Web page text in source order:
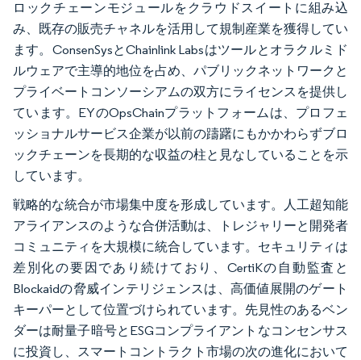
ロックチェーンモジュールをクラウドスイートに組み込
み、既存の販売チャネルを活用して規制産業を獲得してい
ます。ConsenSysとChainlink Labsはツールとオラクルミド
ルウェアで主導的地位を占め、パブリックネットワークと
プライベートコンソーシアムの双方にライセンスを提供し
ています。EYのOpsChainプラットフォームは、プロフェ
ッショナルサービス企業が以前の躊躇にもかかわらずブロ
ックチェーンを長期的な収益の柱と見なしていることを示
しています。
戦略的な統合が市場集中度を形成しています。人工超知能
アライアンスのような合併活動は、トレジャリーと開発者
コミュニティを大規模に統合しています。セキュリティは
差別化の要因であり続けており、CertiKの自動監査と
Blockaidの脅威インテリジェンスは、高価値展開のゲート
キーパーとして位置づけられています。先見性のあるベン
ダーは耐量子暗号とESGコンプライアントなコンセンサス
に投資し、スマートコントラクト市場の次の進化において